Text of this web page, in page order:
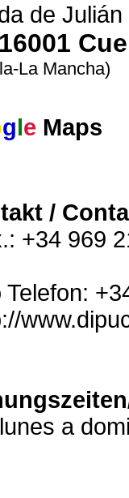
de
La Mancha)
gle Maps
/
+34 969
Telefon:
a